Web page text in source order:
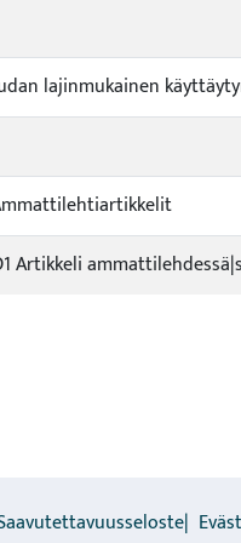
lajinmukainen
Artikkeli